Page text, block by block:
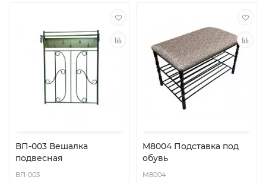
ВП-003 Вешалка
подвесная
ВП-003
М8004 Подставка под
обувь
М8004